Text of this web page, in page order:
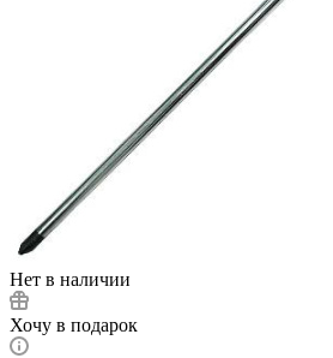
Нет в наличии
Хочу в подарок